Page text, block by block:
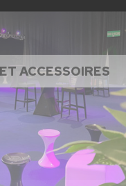
ACCESSOIRES